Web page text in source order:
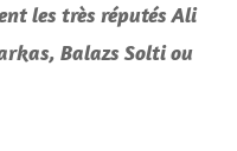
les très réputés Ali
Balazs Solti ou